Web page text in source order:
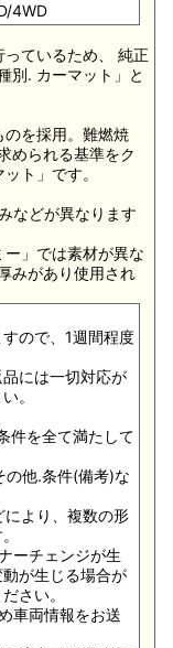
4WD
っているため、 純正
別. カーマット」と
のを採用。難燃焼
められる基準をク
ト」です。
などが異なります
ー」では素材が異な
みがあり使用され
ので、1週間程度
には一切対応が
。
件を全て満たして
の他.条件(備考)な
より、複数の形
ーチェンジが生
が生じる場合が
さい。
車両情報をお送